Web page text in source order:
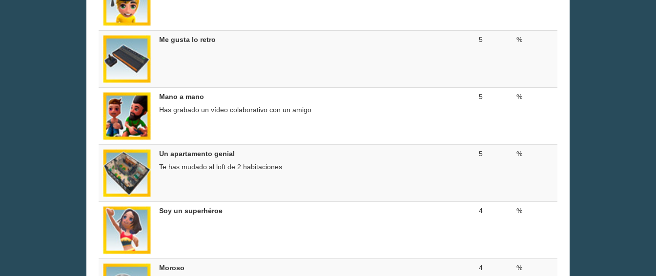
Me gusta lo retro 5 %
Mano a mano
Has grabado un vídeo colaborativo con un amigo
5 %
Un apartamento genial
Te has mudado al loft de 2 habitaciones
5 %
Soy un superhéroe 4 %
Moroso
4 %